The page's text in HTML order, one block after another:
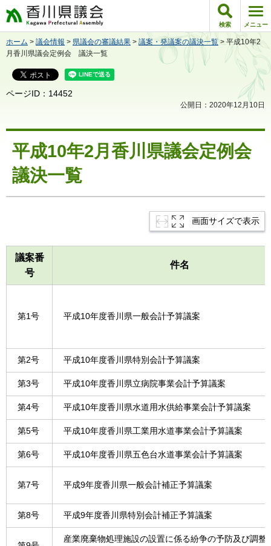
香川県議会 検索 メニュー
ホーム > 議会情報 > 県議会の審議結果 > 議案・発議案の議決一覧 > 平成10年2
月香川県議会定例会 議決一覧
ページID：14452
公開日：2020年12月10日
平成10年2月香川県議会定例会
議決一覧
画面サイズで表示
議案番
号
件名
第1号 平成10年度香川県一般会計予算議案
第2号 平成10年度香川県特別会計予算議案
第3号 平成10年度香川県立病院事業会計予算議案
第4号 平成10年度香川県水道用水供給事業会計予算議案
第5号 平成10年度香川県工業用水道事業会計予算議案
第6号 平成10年度香川県五色台水道事業会計予算議案
第7号 平成9年度香川県一般会計補正予算議案
第8号 平成9年度香川県特別会計補正予算議案
産業廃棄物処理施設の設置に係る紛争の予防及び調整